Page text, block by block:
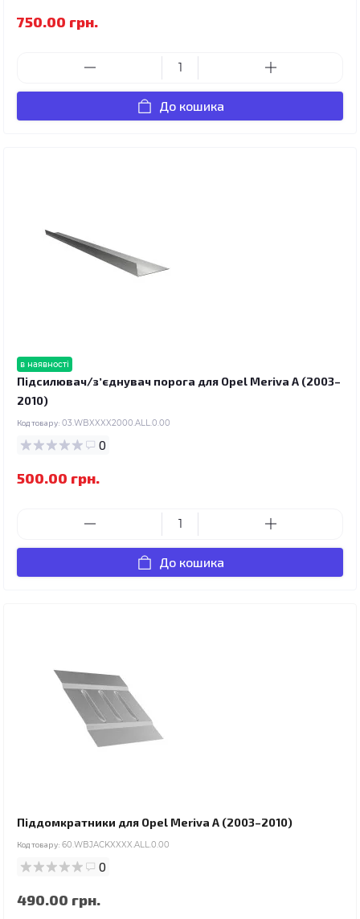
750.00 грн.
До кошика
в наявності
Підсилювач/зʼєднувач порога для Opel Meriva A (2003–
2010)
Код товару: 03.WBXXXX2000.ALL.0.00
0
500.00 грн.
До кошика
Піддомкратники для Opel Meriva A (2003–2010)
Код товару: 60.WBJACKXXXX.ALL.0.00
0
490.00 грн.